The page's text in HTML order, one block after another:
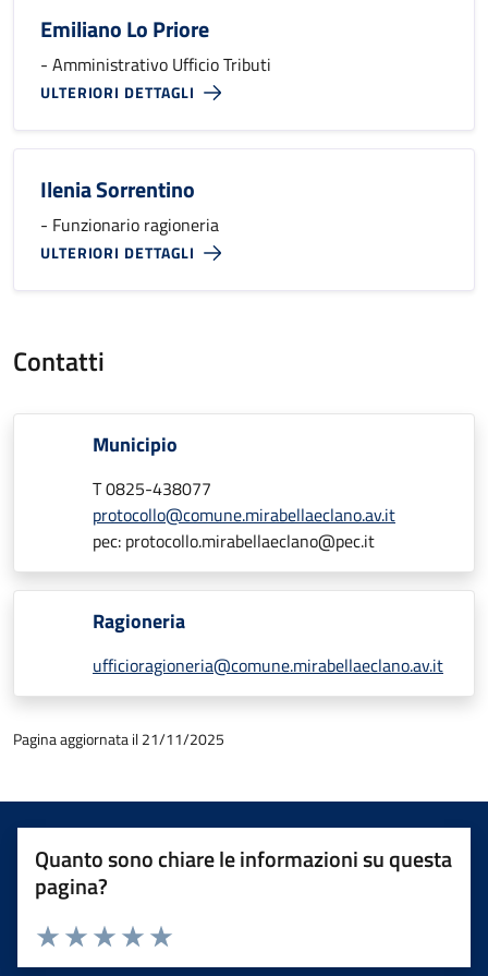
Emiliano Lo Priore
- Amministrativo Ufficio Tributi
ULTERIORI DETTAGLI
Ilenia Sorrentino
- Funzionario ragioneria
ULTERIORI DETTAGLI
Contatti
Municipio
T 0825-438077
protocollo@comune.mirabellaeclano.av.it
pec: protocollo.mirabellaeclano@pec.it
Ragioneria
ufficioragioneria@comune.mirabellaeclano.av.it
Pagina aggiornata il 21/11/2025
Quanto sono chiare le informazioni su questa
pagina?
Valuta 5 stelle su 5
Valuta 4 stelle su 5
Valuta 3 stelle su 5
Valuta 2 stelle su 5
Valuta 1 stelle su 5